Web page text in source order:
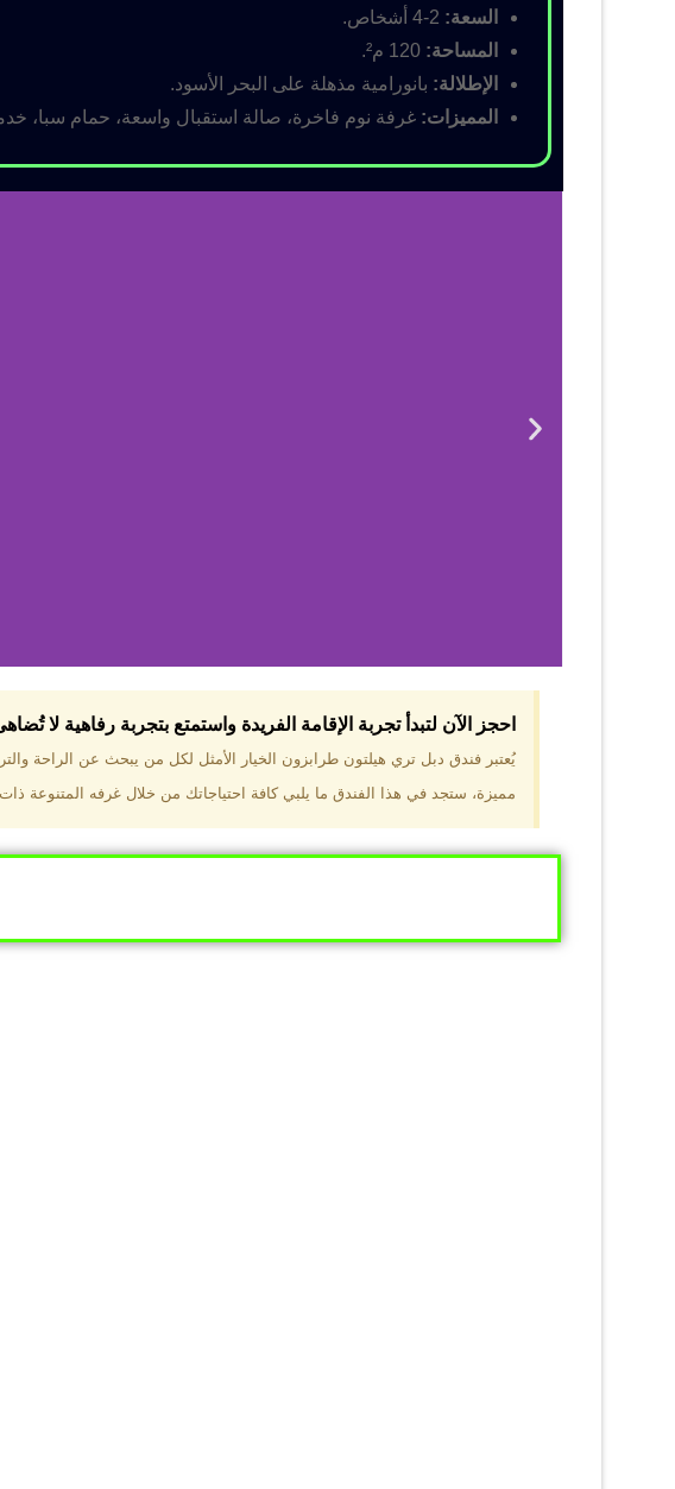
السعة:
المساحة:
الإطلالة: بانورامية مذهلة على البحر الأسود.
المميزات: غرفة نوم فاخرة، صالة استقبال واسعة، حمام سبا،
لماذا تختار
والجبال الخضراء. مرافق
احجز الآن لتبدأ تجربة الإقامة الفريدة واستمتع بتجربة رفاهية لا
يُعتبر فندق دبل تري هيلتون طرابزون الخيار الأمثل لكل من يبحث عن الراحة
مميزة، ستجد في هذا الفندق ما يلبي كافة احتياجاتك من خلال غرفه المتنوعة